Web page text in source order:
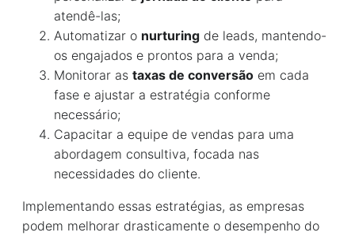
atendê-las;
Automatizar o nurturing de leads, mantendo-
os engajados e prontos para a venda;
Monitorar as taxas de conversão em cada
fase e ajustar a estratégia conforme
necessário;
Capacitar a equipe de vendas para uma
abordagem consultiva, focada nas
necessidades do cliente.
Implementando essas estratégias, as empresas
podem melhorar drasticamente o desempenho do